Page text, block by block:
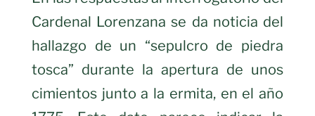
Cardenal Lorenzana se da noticia del
hallazgo de un “sepulcro de piedra
tosca” durante la apertura de unos
cimientos junto a la ermita, en el año